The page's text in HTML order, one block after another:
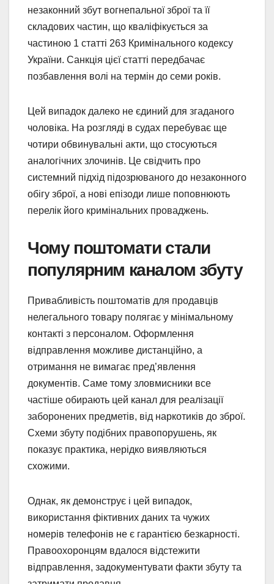
незаконний збут вогнепальної зброї та її
складових частин, що кваліфікується за
частиною 1 статті 263 Кримінального кодексу
України. Санкція цієї статті передбачає
позбавлення волі на термін до семи років.
Цей випадок далеко не єдиний для згаданого
чоловіка. На розгляді в судах перебуває ще
чотири обвинувальні акти, що стосуються
аналогічних злочинів. Це свідчить про
системний підхід підозрюваного до незаконного
обігу зброї, а нові епізоди лише поповнюють
перелік його кримінальних проваджень.
Чому поштомати стали
популярним каналом збуту
Привабливість поштоматів для продавців
нелегального товару полягає у мінімальному
контакті з персоналом. Оформлення
відправлення можливе дистанційно, а
отримання не вимагає пред’явлення
документів. Саме тому зловмисники все
частіше обирають цей канал для реалізації
заборонених предметів, від наркотиків до зброї.
Схеми збуту подібних правопорушень, як
показує практика, нерідко виявляються
схожими.
Однак, як демонструє і цей випадок,
використання фіктивних даних та чужих
номерів телефонів не є гарантією безкарності.
Правоохоронцям вдалося відстежити
відправлення, задокументувати факти збуту та